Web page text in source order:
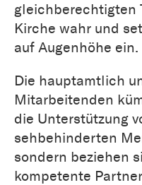
gleichberechtigten
Kirche wahr und
auf Augenhöhe ein.
Die hauptamtlich
Mitarbeitenden
die Unterstützung
sehbehinderten
sondern beziehen
kompetente